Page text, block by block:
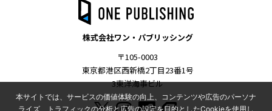
株式会社ワン・パブリッシング
〒105-0003
東京都港区西新橋2丁目23番1号
3東洋海事ビル
本サイトでは、サービスの価値体験の向上、コンテンツや広告のパーソナ
ライズ、トラフィックの分析と広告の設定を目的としたCookieを使用し